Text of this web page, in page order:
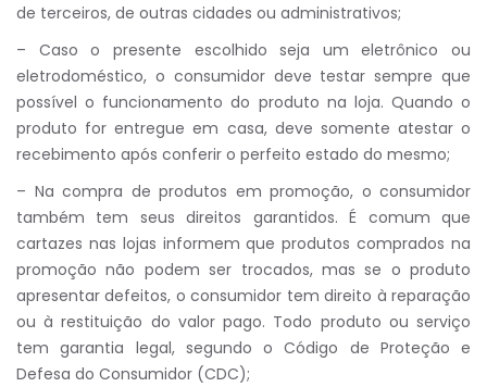
de terceiros, de outras cidades ou administrativos;
– Caso o presente escolhido seja um eletrônico ou
eletrodoméstico, o consumidor deve testar sempre que
possível o funcionamento do produto na loja. Quando o
produto for entregue em casa, deve somente atestar o
recebimento após conferir o perfeito estado do mesmo;
– Na compra de produtos em promoção, o consumidor
também tem seus direitos garantidos. É comum que
cartazes nas lojas informem que produtos comprados na
promoção não podem ser trocados, mas se o produto
apresentar defeitos, o consumidor tem direito à reparação
ou à restituição do valor pago. Todo produto ou serviço
tem garantia legal, segundo o Código de Proteção e
Defesa do Consumidor (CDC);